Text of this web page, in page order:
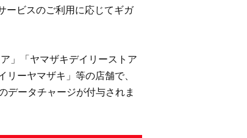
ービスのご利用に応じてギガ
」「ヤマザキデイリーストア
ーヤマザキ」等の店舗で、
データチャージが付与されま